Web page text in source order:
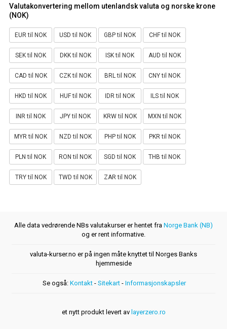
Valutakonvertering mellom utenlandsk valuta og norske krone
(NOK)
EUR til NOK USD til NOK GBP til NOK CHF til NOK
SEK til NOK DKK til NOK ISK til NOK AUD til NOK
CAD til NOK CZK til NOK BRL til NOK CNY til NOK
HKD til NOK HUF til NOK IDR til NOK ILS til NOK
INR til NOK JPY til NOK KRW til NOK MXN til NOK
MYR til NOK NZD til NOK PHP til NOK PKR til NOK
PLN til NOK RON til NOK SGD til NOK THB til NOK
TRY til NOK TWD til NOK ZAR til NOK
Alle data vedrørende NBs valutakurser er hentet fra Norge Bank (NB)
og er rent informative.
valuta-kurser.no er på ingen måte knyttet til Norges Banks
hjemmeside
Se også: Kontakt - Sitekart - Informasjonskapsler
et nytt produkt levert av layerzero.ro